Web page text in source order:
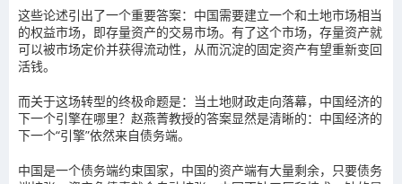
这些论述引出了一个重要答案：中国需要建立一个和土地市场相当
的权益市场，即存量资产的交易市场。有了这个市场，存量资产就
可以被市场定价并获得流动性，从而沉淀的固定资产有望重新变回
活钱。
而关于这场转型的终极命题是：当土地财政走向落幕，中国经济的
下一个引擎在哪里？赵燕菁教授的答案显然是清晰的：中国经济的
下一个“引擎”依然来自债务端。
中国是一个债务端约束国家，中国的资产端有大量剩余，只要债务